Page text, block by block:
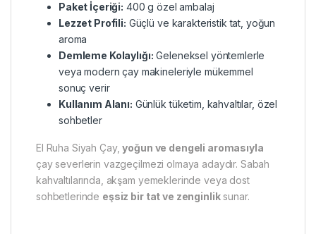
Paket İçeriği: 400 g özel ambalaj
Lezzet Profili: Güçlü ve karakteristik tat, yoğun
aroma
Demleme Kolaylığı: Geleneksel yöntemlerle
veya modern çay makineleriyle mükemmel
sonuç verir
Kullanım Alanı: Günlük tüketim, kahvaltılar, özel
sohbetler
El Ruha Siyah Çay,yoğun ve dengeli aromasıyla
çay severlerin vazgeçilmezi olmaya adaydır. Sabah
kahvaltılarında, akşam yemeklerinde veya dost
sohbetlerinde eşsiz bir tat ve zenginliksunar.